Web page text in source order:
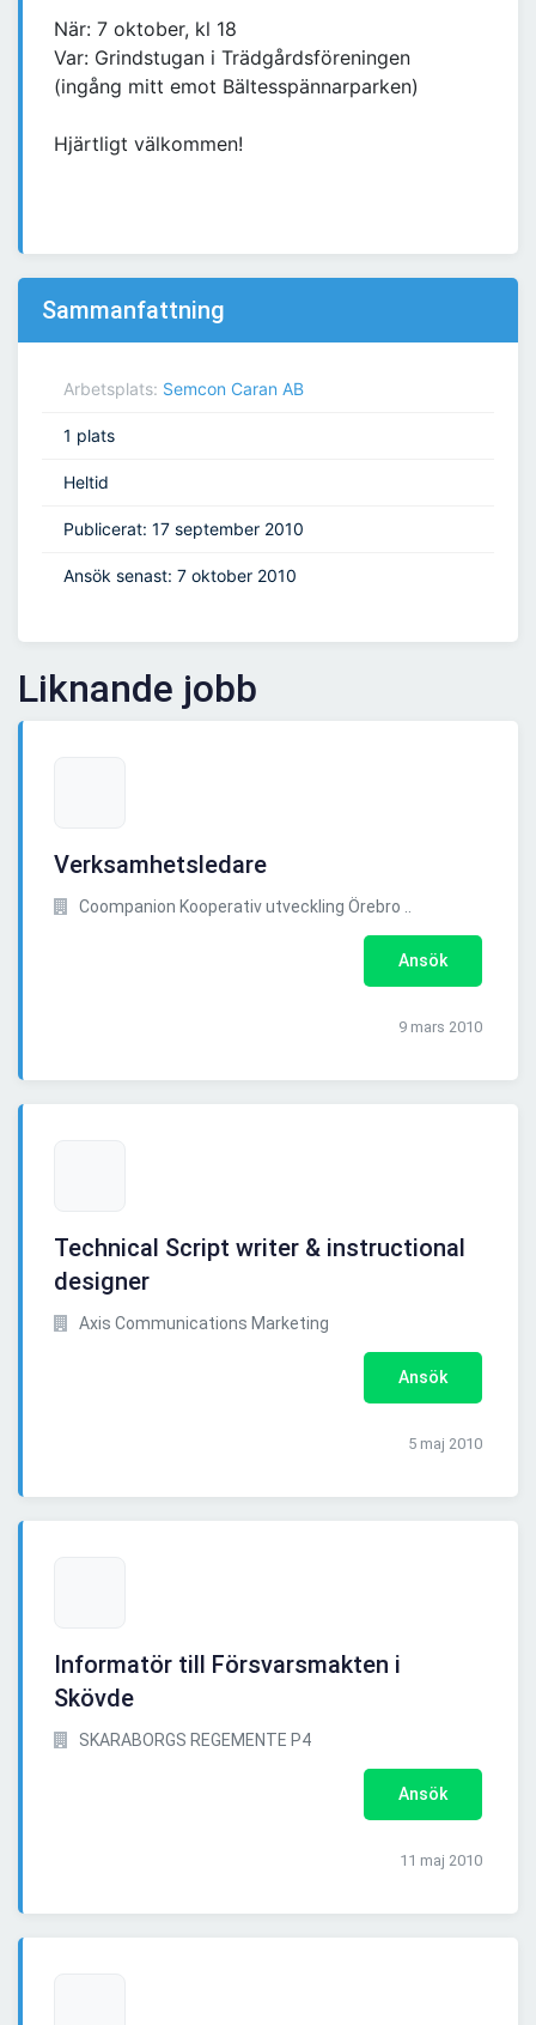
När: 7 oktober, kl 18
Var: Grindstugan i Trädgårdsföreningen
(ingång mitt emot Bältesspännarparken)
Hjärtligt välkommen!
Sammanfattning
Arbetsplats: Semcon Caran AB
1 plats
Heltid
Publicerat: 17 september 2010
Ansök senast: 7 oktober 2010
Liknande jobb
Verksamhetsledare
Coompanion Kooperativ utveckling Örebro ..
Ansök
9 mars 2010
Technical Script writer & instructional
designer
Axis Communications Marketing
Ansök
5 maj 2010
Informatör till Försvarsmakten i
Skövde
SKARABORGS REGEMENTE P4
Ansök
11 maj 2010